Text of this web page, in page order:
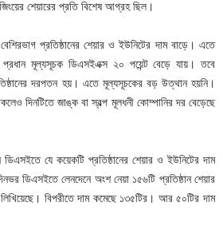
শেয়ারের প্রতি বিশেষ আগ্রহ ছিল।
প্রতিষ্ঠানের শেয়ার ও ইউনিটের দাম বাড়ে। এতে
মূল্যসূচক ডিএসইএক্স ২০ পয়েন্ট বেড়ে যায়। তবে
দরপতন হয়। এতে মূল্যসূচকের বড় উত্থান হয়নি।
দিনটিতে জাঙ্ক বা স্বল্প মূলধনী কোম্পানির দর বেড়েছে
যে কয়েকটি প্রতিষ্ঠানের শেয়ার ও ইউনিটের দাম
ডিএসইতে লেনদেনে অংশ নেয়া ১৫৬টি প্রতিষ্ঠান শেয়ার
বিপরীতে দাম কমেছে ১৩৫টির। আর ৫০টির দাম